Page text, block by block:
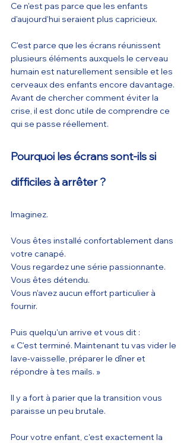
Ce n'est pas parce que les enfants
d'aujourd'hui seraient plus capricieux.
C'est parce que les écrans réunissent
plusieurs éléments auxquels le cerveau
humain est naturellement sensible et les
cerveaux des enfants encore davantage.
Avant de chercher comment éviter la
crise, il est donc utile de comprendre ce
qui se passe réellement.
Pourquoi les écrans sont-ils si
difficiles à arrêter ?
Imaginez.
Vous êtes installé confortablement dans
votre canapé.
Vous regardez une série passionnante.
Vous êtes détendu.
Vous n'avez aucun effort particulier à
fournir.
Puis quelqu'un arrive et vous dit :
« C'est terminé. Maintenant tu vas vider le
lave-vaisselle, préparer le dîner et
répondre à tes mails. »
Il y a fort à parier que la transition vous
paraisse un peu brutale.
Pour votre enfant, c'est exactement la